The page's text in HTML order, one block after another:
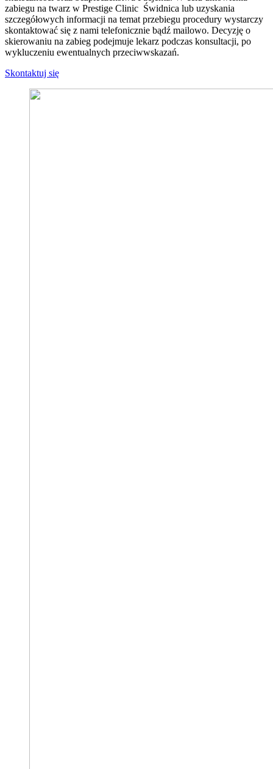
zabiegu na twarz w Prestige Clinic Świdnica lub uzyskania
szczegółowych informacji na temat przebiegu procedury wystarczy
skontaktować się z nami telefonicznie bądź mailowo. Decyzję o
skierowaniu na zabieg podejmuje lekarz podczas konsultacji, po
wykluczeniu ewentualnych przeciwwskazań.
Skontaktuj się